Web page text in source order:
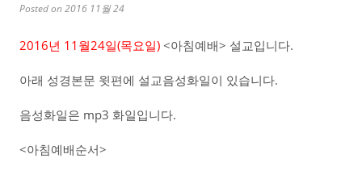
Posted on 2016 11월 24
2016년 11월24일(목요일) <아침예배> 설교입니다.
아래 성경본문 윗편에 설교음성화일이 있습니다.
음성화일은 mp3 화일입니다.
<아침예배순서>